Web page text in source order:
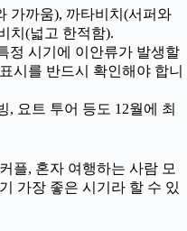
가까움), 까타비치(서퍼와
치(넓고 한적함).
정 시기에 이안류가 발생할
시를 반드시 확인해야 합니
, 요트 투어 등도 12월에 최
플, 혼자 여행하는 사람 모
가장 좋은 시기라 할 수 있